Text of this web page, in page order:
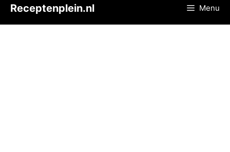
Receptenplein.nl Menu